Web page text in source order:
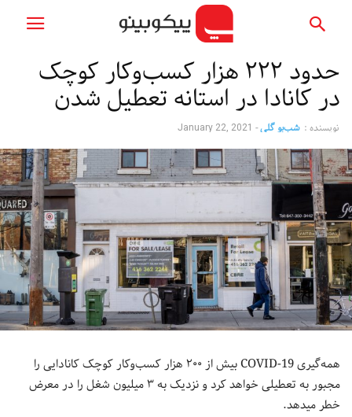
حدود ۲۲۲ هزار کسب‌وکار کوچک
در کانادا در استانه تعطیل شدن
نویسنده : شب‌بو گلی-
January 22, 2021
همه‌گیری COVID-19 بیش از ۲۰۰ هزار کسب‌وکار کوچک کانادایی را
مجبور به تعطیلی خواهد کرد و نزدیک به ۳ میلیون شغل را در معرض
خطر میدهد.